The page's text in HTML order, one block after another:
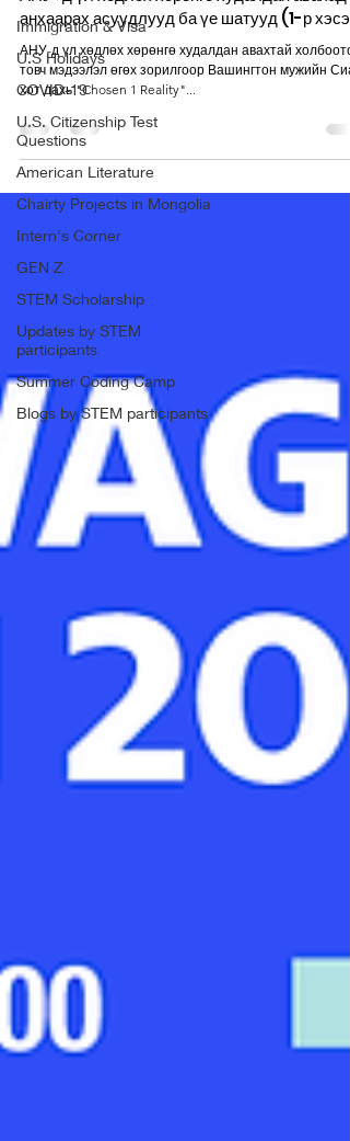
Immigration & Visa
U.S Holidays
COVID-19
U.S. Citizenship Test
Questions
American Literature
Chairty Projects in Mongolia
Intern's Corner
GEN Z
STEM Scholarship
Updates by STEM
participants
Summer Coding Camp
Blogs by STEM participants
анхаарах асуудлууд ба үе шатууд (1-р
АНУ-д үл хөдлөх хөрөнгө худалдан авахтай
товч мэдээлэл өгөх зорилгоор Вашингтон мужийн
хот дахь "Chosen 1 Reality"...